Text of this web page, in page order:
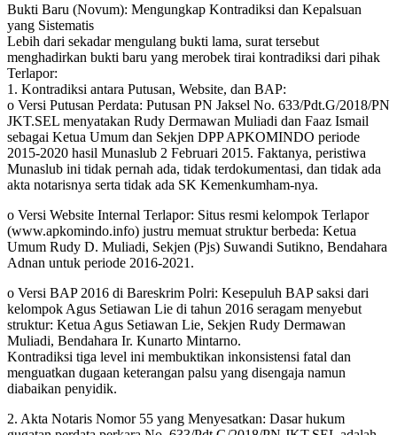
Bukti Baru (Novum): Mengungkap Kontradiksi dan Kepalsuan
yang Sistematis
Lebih dari sekadar mengulang bukti lama, surat tersebut
menghadirkan bukti baru yang merobek tirai kontradiksi dari pihak
Terlapor:
1. Kontradiksi antara Putusan, Website, dan BAP:
o Versi Putusan Perdata: Putusan PN Jaksel No. 633/Pdt.G/2018/PN
JKT.SEL menyatakan Rudy Dermawan Muliadi dan Faaz Ismail
sebagai Ketua Umum dan Sekjen DPP APKOMINDO periode
2015-2020 hasil Munaslub 2 Februari 2015. Faktanya, peristiwa
Munaslub ini tidak pernah ada, tidak terdokumentasi, dan tidak ada
akta notarisnya serta tidak ada SK Kemenkumham-nya.
o Versi Website Internal Terlapor: Situs resmi kelompok Terlapor
(www.apkomindo.info) justru memuat struktur berbeda: Ketua
Umum Rudy D. Muliadi, Sekjen (Pjs) Suwandi Sutikno, Bendahara
Adnan untuk periode 2016-2021.
o Versi BAP 2016 di Bareskrim Polri: Kesepuluh BAP saksi dari
kelompok Agus Setiawan Lie di tahun 2016 seragam menyebut
struktur: Ketua Agus Setiawan Lie, Sekjen Rudy Dermawan
Muliadi, Bendahara Ir. Kunarto Mintarno.
Kontradiksi tiga level ini membuktikan inkonsistensi fatal dan
menguatkan dugaan keterangan palsu yang disengaja namun
diabaikan penyidik.
2. Akta Notaris Nomor 55 yang Menyesatkan: Dasar hukum